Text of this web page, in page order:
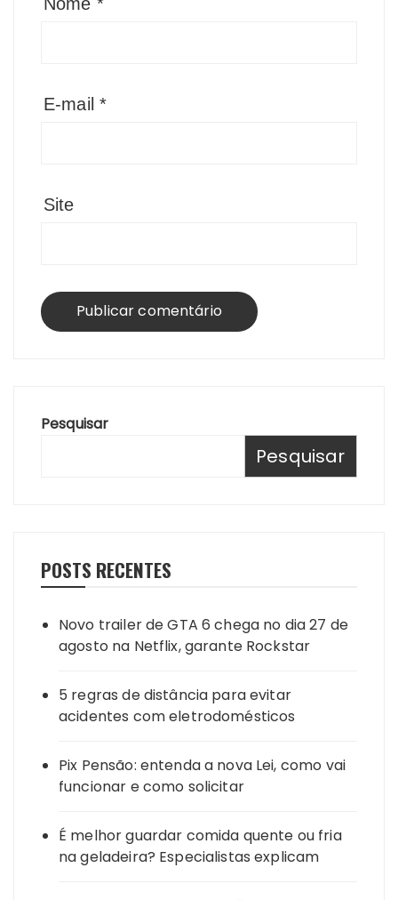
E-mail*
Site
Pesquisar
Pesquisar
POSTS RECENTES
Novo trailer de GTA 6 chega no dia 27 de
agosto na Netflix, garante Rockstar
5 regras de distância para evitar
acidentes com eletrodomésticos
Pix Pensão: entenda a nova Lei, como vai
funcionar e como solicitar
É melhor guardar comida quente ou fria
na geladeira? Especialistas explicam